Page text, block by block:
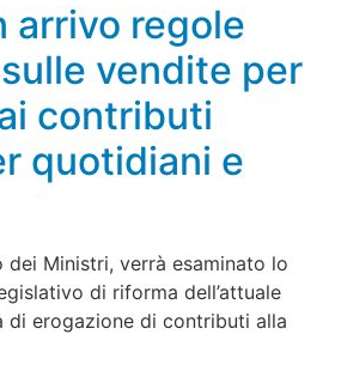
arrivo regole
vendite per
contributi
quotidiani e
dei Ministri, verrà esaminato lo
di riforma dell’attuale
di erogazione di contributi alla